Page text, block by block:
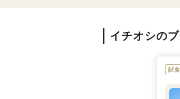
イチオシの
試